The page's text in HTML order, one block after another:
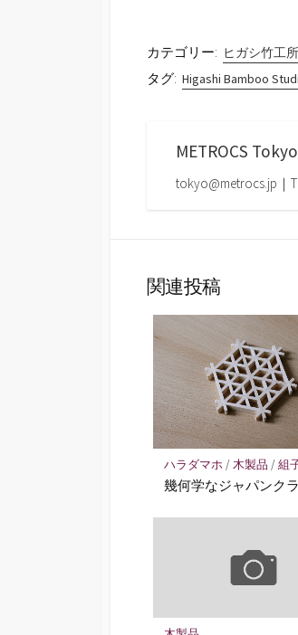
カテゴリー: ヒガシ竹工所
タグ: Higashi Bamboo
METROCS Tokyo
tokyo@metrocs.jp｜
関連投稿
ハラダマホ /木製品 /組
幾何学なジャパンク